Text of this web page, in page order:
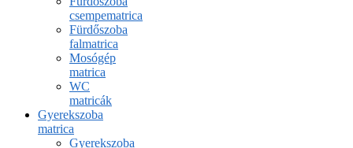
csempematrica
Fürdőszoba
falmatrica
Mosógép
matrica
WC
matricák
Gyerekszoba
matrica
Gyerekszoba